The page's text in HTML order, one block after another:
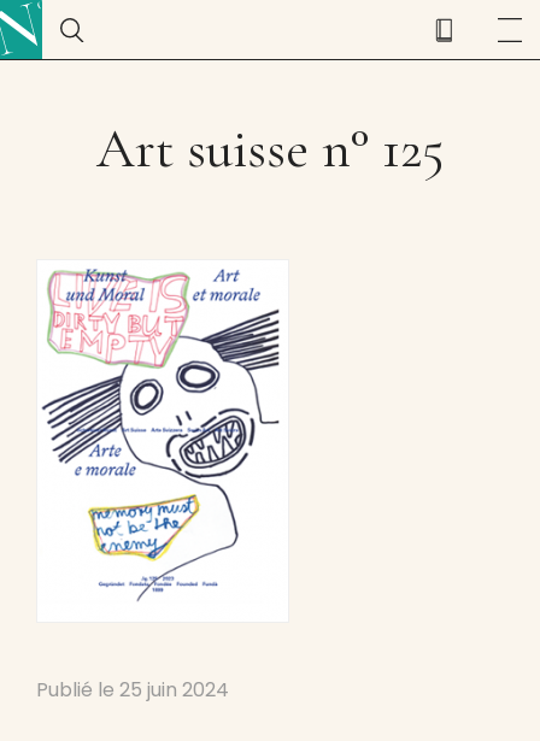
Art suisse n° 125
Publié le 25 juin 2024